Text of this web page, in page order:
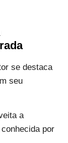
se destaca
seu
a
por